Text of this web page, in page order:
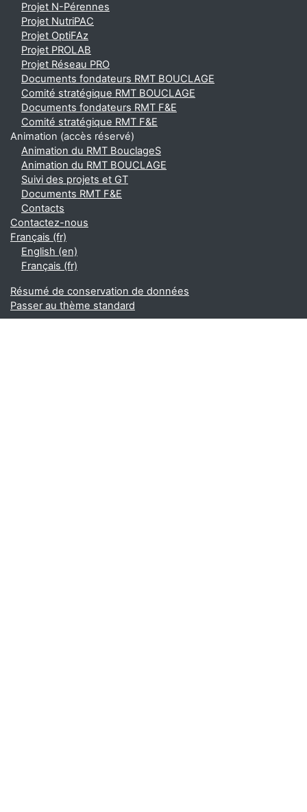
Projet N-Pérennes
Projet NutriPAC
Projet OptiFAz
Projet PROLAB
Projet Réseau PRO
Documents fondateurs RMT BOUCLAGE
Comité stratégique RMT BOUCLAGE
Documents fondateurs RMT F&E
Comité stratégique RMT F&E
Animation (accès réservé)
Animation du RMT BouclageS
Animation du RMT BOUCLAGE
Suivi des projets et GT
Documents RMT F&E
Contacts
Contactez-nous
Français ‎(fr)‎
English ‎(en)‎
Français ‎(fr)‎
Résumé de conservation de données
Passer au thème standard